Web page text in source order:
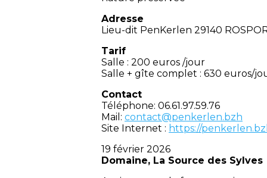
Adresse
Lieu-dit PenKerlen 29140
Tarif
Salle : 200 euros /jour
Salle + gîte complet : 630 euros/
Contact
Téléphone: 06.61.97.59.76
Mail: contact@penkerlen.bzh
Site Internet : https://
19 février 2026
Domaine, La Source des Sylves